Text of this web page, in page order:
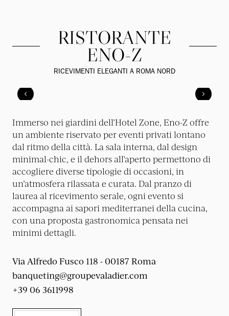
RISTORANTE
ENO-Z
RICEVIMENTI ELEGANTI A ROMA NORD
Immerso nei giardini dell’Hotel Zone, Eno-Z offre
un ambiente riservato per eventi privati lontano
dal ritmo della città. La sala interna, dal design
minimal-chic, e il dehors all’aperto permettono di
accogliere diverse tipologie di occasioni, in
un’atmosfera rilassata e curata. Dal pranzo di
laurea al ricevimento serale, ogni evento si
accompagna ai sapori mediterranei della cucina,
con una proposta gastronomica pensata nei
minimi dettagli.
Via Alfredo Fusco 118 - 00187 Roma
banqueting@groupevaladier.com
+39 06 3611998